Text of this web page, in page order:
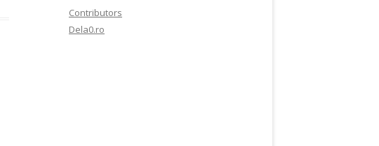
Contributors
Dela0.ro